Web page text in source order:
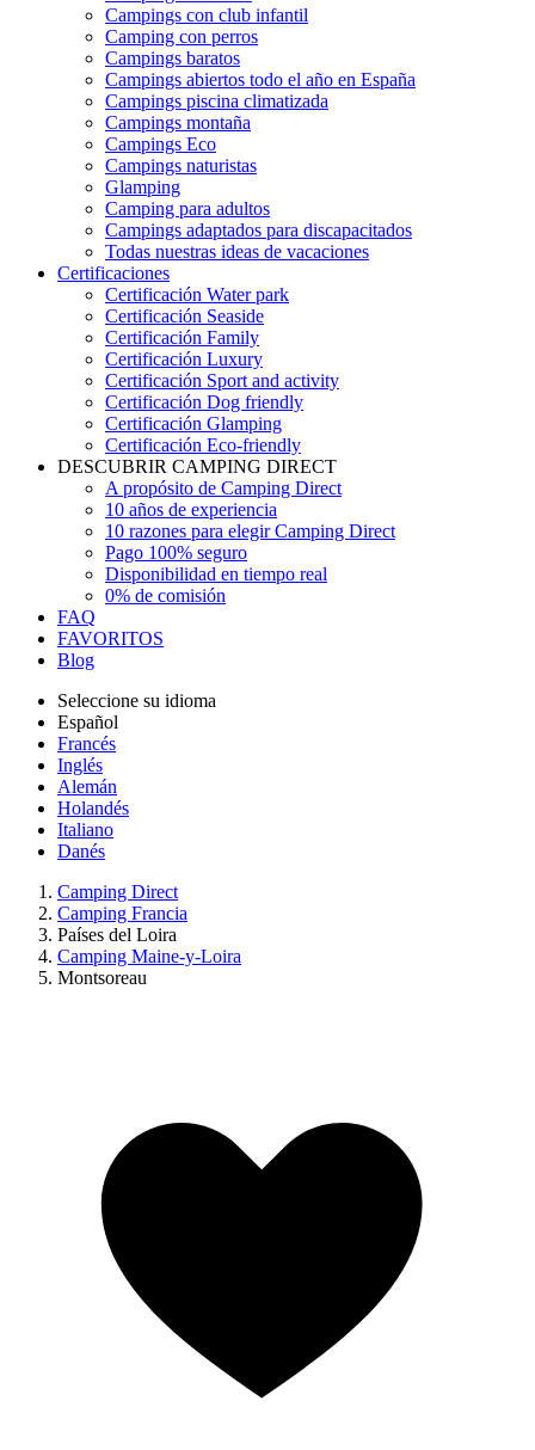
Campings con club infantil
Camping con perros
Campings baratos
Campings abiertos todo el año en España
Campings piscina climatizada
Campings montaña
Campings Eco
Campings naturistas
Glamping
Camping para adultos
Campings adaptados para discapacitados
Todas nuestras ideas de vacaciones
Certificaciones
Certificación Water park
Certificación Seaside
Certificación Family
Certificación Luxury
Certificación Sport and activity
Certificación Dog friendly
Certificación Glamping
Certificación Eco-friendly
DESCUBRIR CAMPING DIRECT
A propósito de Camping Direct
10 años de experiencia
10 razones para elegir Camping Direct
Pago 100% seguro
Disponibilidad en tiempo real
0% de comisión
FAQ
FAVORITOS
Blog
Seleccione su idioma
Español
Francés
Inglés
Alemán
Holandés
Italiano
Danés
Camping Direct
Camping Francia
Países del Loira
Camping Maine-y-Loira
Montsoreau